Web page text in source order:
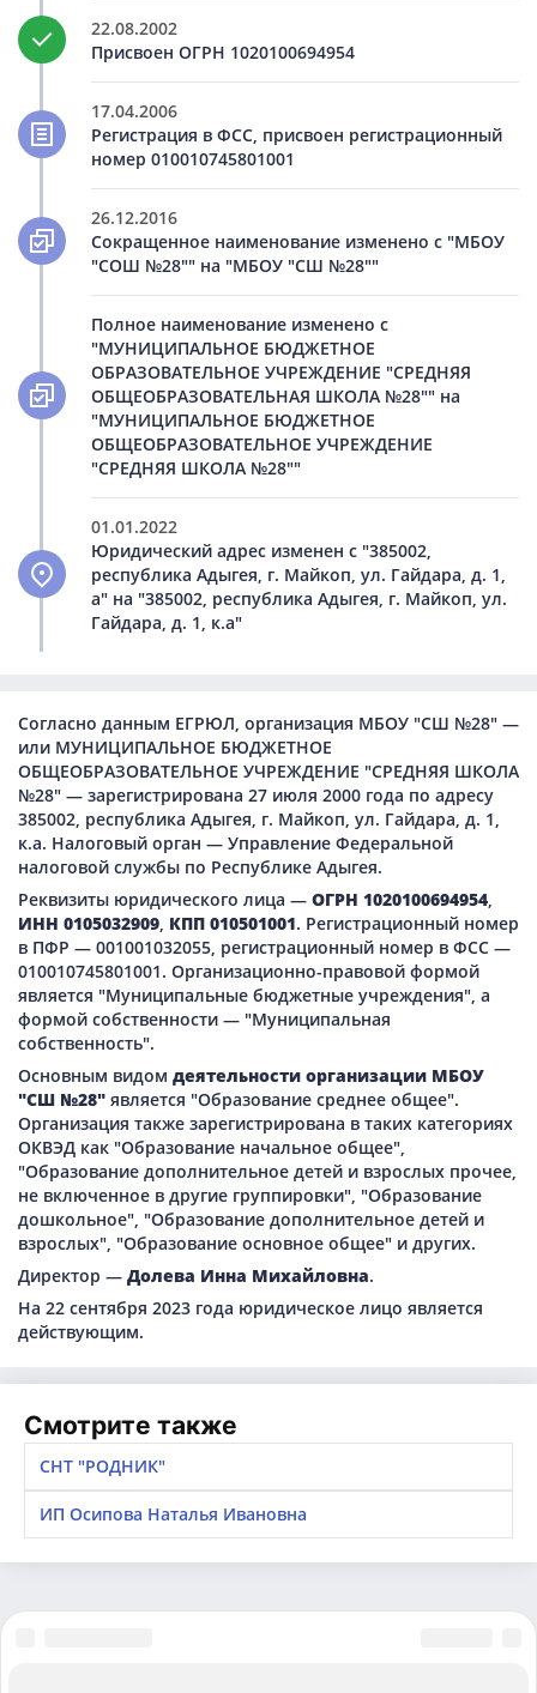
22.08.2002
Присвоен ОГРН 1020100694954
17.04.2006
Регистрация в ФСС, присвоен регистрационный
номер 010010745801001
26.12.2016
Сокращенное наименование изменено с "МБОУ
"СОШ №28"" на "МБОУ "СШ №28""
Полное наименование изменено с
"МУНИЦИПАЛЬНОЕ БЮДЖЕТНОЕ
ОБРАЗОВАТЕЛЬНОЕ УЧРЕЖДЕНИЕ "СРЕДНЯЯ
ОБЩЕОБРАЗОВАТЕЛЬНАЯ ШКОЛА №28"" на
"МУНИЦИПАЛЬНОЕ БЮДЖЕТНОЕ
ОБЩЕОБРАЗОВАТЕЛЬНОЕ УЧРЕЖДЕНИЕ
"СРЕДНЯЯ ШКОЛА №28""
01.01.2022
Юридический адрес изменен с "385002,
республика Адыгея, г. Майкоп, ул. Гайдара, д. 1,
а" на "385002, республика Адыгея, г. Майкоп, ул.
Гайдара, д. 1, к.а"
Согласно данным ЕГРЮЛ, организация МБОУ "СШ №28" —
или МУНИЦИПАЛЬНОЕ БЮДЖЕТНОЕ
ОБЩЕОБРАЗОВАТЕЛЬНОЕ УЧРЕЖДЕНИЕ "СРЕДНЯЯ ШКОЛА
№28" — зарегистрирована 27 июля 2000 года по адресу
385002, республика Адыгея, г. Майкоп, ул. Гайдара, д. 1,
к.а. Налоговый орган — Управление Федеральной
налоговой службы по Республике Адыгея.
Реквизиты юридического лица — ОГРН 1020100694954,
ИНН 0105032909, КПП 010501001. Регистрационный номер
в ПФР — 001001032055, регистрационный номер в ФСС —
010010745801001. Организационно-правовой формой
является "Муниципальные бюджетные учреждения", а
формой собственности — "Муниципальная
собственность".
Основным видом деятельности организации МБОУ
"СШ №28" является "Образование среднее общее".
Организация также зарегистрирована в таких категориях
ОКВЭД как "Образование начальное общее",
"Образование дополнительное детей и взрослых прочее,
не включенное в другие группировки", "Образование
дошкольное", "Образование дополнительное детей и
взрослых", "Образование основное общее" и других.
Директор — Долева Инна Михайловна.
На 22 сентября 2023 года юридическое лицо является
действующим.
Смотрите также
СНТ "РОДНИК"
ИП Осипова Наталья Ивановна